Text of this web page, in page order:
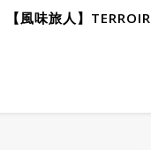
【風味旅人】TERROIR